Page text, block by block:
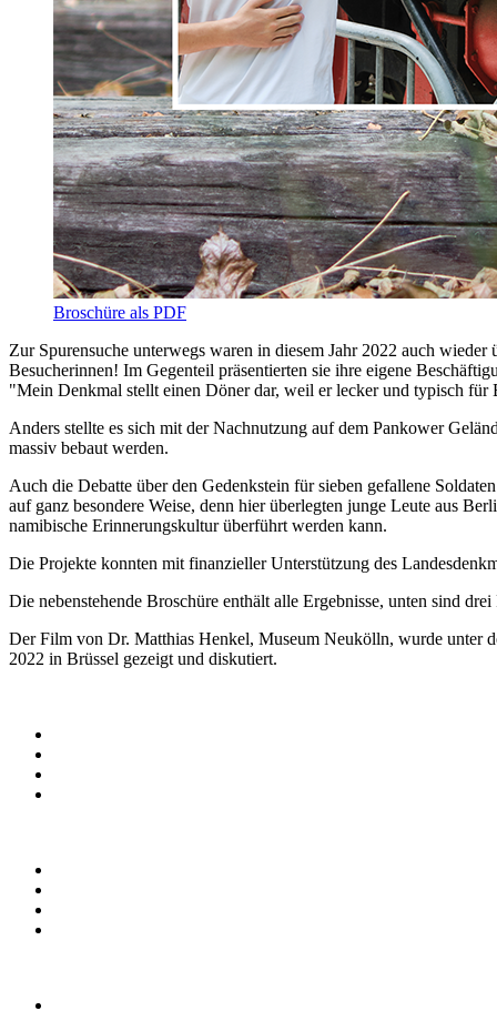
Broschüre als PDF
Zur Spurensuche unterwegs waren in diesem Jahr 2022 auch
Besucherinnen! Im Gegenteil präsentierten sie ihre eigene
"Mein Denkmal stellt einen Döner dar, weil er lecker und typisch
Anders stellte es sich mit der Nachnutzung auf dem Pankower
massiv bebaut werden.
Auch die Debatte über den Gedenkstein für sieben gefallene
auf ganz besondere Weise, denn hier überlegten junge Leute aus
namibische Erinnerungskultur überführt werden kann.
Die Projekte konnten mit finanzieller Unterstützung des
Die nebenstehende Broschüre enthält alle Ergebnisse, unten sind
Der Film von Dr. Matthias Henkel, Museum Neukölln, wurde unter
2022 in Brüssel gezeigt und diskutiert.